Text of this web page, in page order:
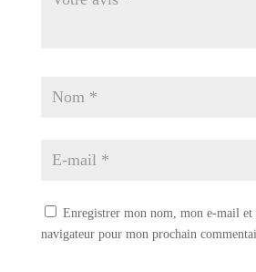
Enregistrer mon nom, mon e-mail et
navigateur pour mon prochain